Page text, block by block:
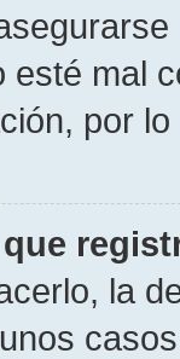
esté mal
por
la